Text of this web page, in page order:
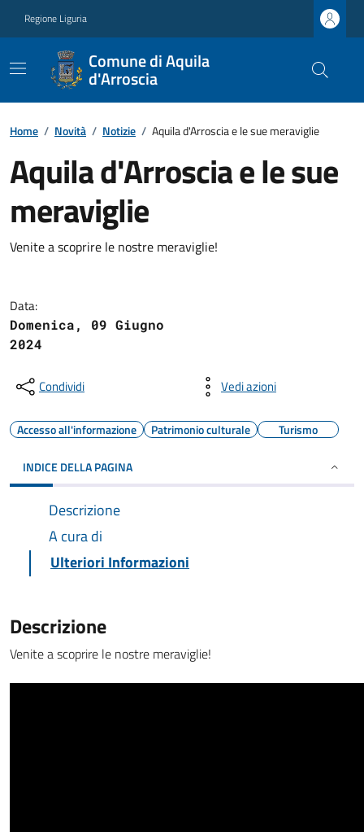
Regione Liguria
Comune di Aquila
d'Arroscia
Home / Novità / Notizie / Aquila d'Arroscia e le sue meraviglie
Aquila d'Arroscia e le sue
meraviglie
Venite a scoprire le nostre meraviglie!
Data:
Domenica, 09 Giugno
2024
Condividi Vedi azioni
Accesso all'informazione Patrimonio culturale Turismo
INDICE DELLA PAGINA
Descrizione
A cura di
Ulteriori Informazioni
Descrizione
Venite a scoprire le nostre meraviglie!